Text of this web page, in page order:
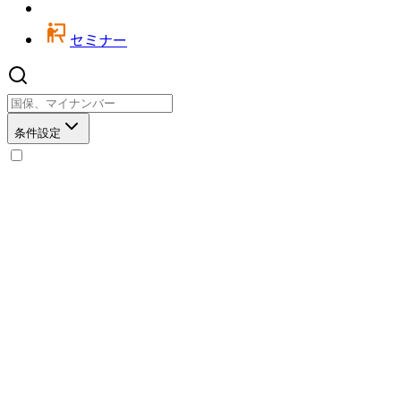
セミナー
条件設定